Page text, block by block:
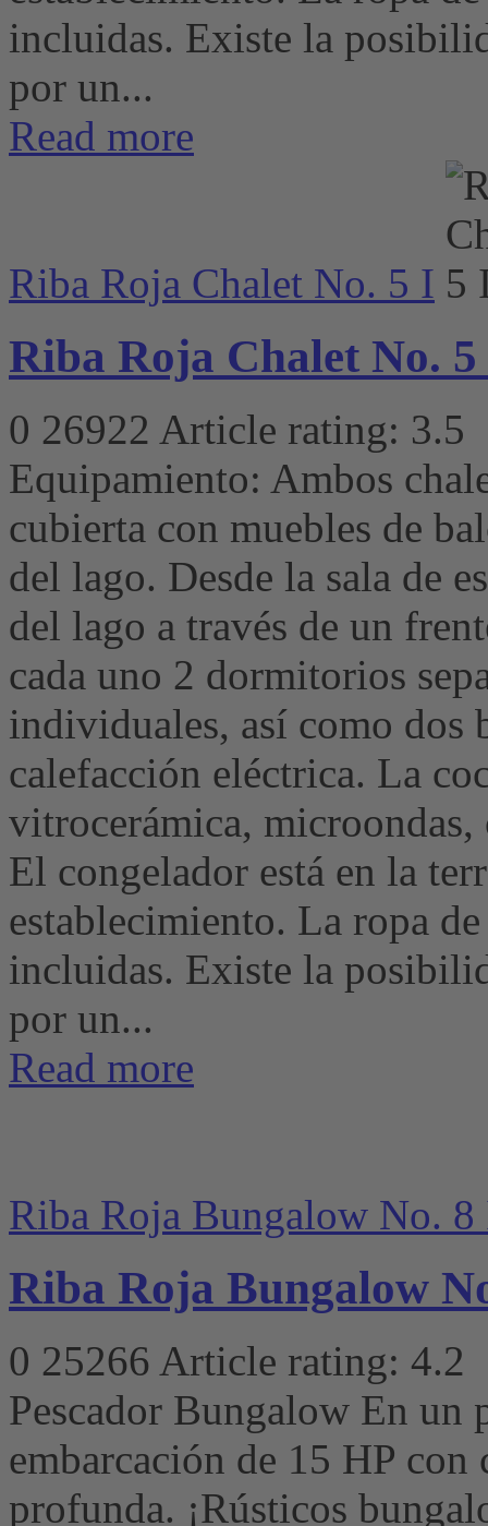
incluidas. Existe la
por un...
Read more
Riba Roja Chalet No. 5 I
Riba Roja Chalet No.
0 26922 Article rating: 3.5
Equipamiento: Ambos
cubierta con muebles de
del lago. Desde la sala de
del lago a través de un
cada uno 2 dormitorios
individuales, así como dos
calefacción eléctrica. La
vitrocerámica,
El congelador está en la
establecimiento. La ropa
incluidas. Existe la
por un...
Read more
Riba Roja Bungalow No. 8
Riba Roja Bungalow
0 25266 Article rating: 4.2
Pescador Bungalow En un
embarcación de 15 HP
profunda. ¡Rústicos